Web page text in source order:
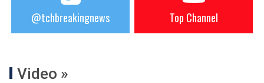
@tchbreakingnews Top Channel
Video »